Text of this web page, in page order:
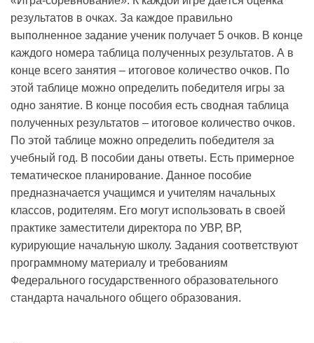
результатов в очках. За каждое правильно
выполненное задание ученик получает 5 очков. В конце
каждого номера таблица полученных результатов. А в
конце всего занятия – итоговое количество очков. По
этой таблице можно определить победителя игры за
одно занятие. В конце пособия есть сводная таблица
полученных результатов – итоговое количество очков.
По этой таблице можно определить победителя за
учебный год. В пособии даны ответы. Есть примерное
тематическое планирование. Данное пособие
предназначается учащимся и учителям начальных
классов, родителям. Его могут использовать в своей
практике заместители директора по УВР, ВР,
курирующие начальную школу. Задания соответствуют
программному материалу и требованиям
Федерального государственного образовательного
стандарта начального общего образования.